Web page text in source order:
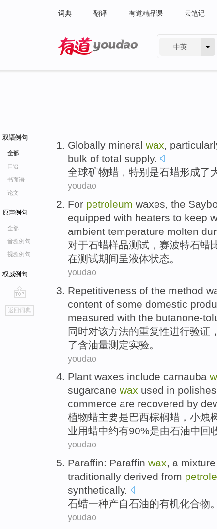
词典 翻译 有道精品课 云笔记
中英
双语例句
全部
口语
书面语
论文
原声例句
全部
音频例句
视频例句
权威例句
go
top
返回词典
Globally mineral wax,
bulk of total supply.
全球矿物蜡 ， 特别是石蜡形成了
youdao
For petroleum waxes, the
equipped with heaters to keep
ambient temperature molten
对于石蜡样品测试 ， 赛波特石蜡
在测试期间呈液体状态。
youdao
Repetitiveness of the method
content of some domestic
measured with the butanone-
同时对该方法的重复性进行验证
了含油量测定实验 。
youdao
Plant waxes include carnauba
sugarcane wax used in polishes
commerce are recovered by
植物蜡主要是巴西棕榈蜡，小烛
业用蜡中约有90%是由石油中 回
youdao
Paraffin: Paraffin wax, a
traditionally derived from
synthetically.
石蜡一种产自石油的有机化合物
youdao